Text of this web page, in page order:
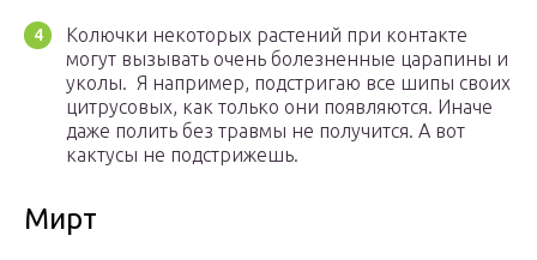
Колючки некоторых растений при контакте
могут вызывать очень болезненные царапины и
уколы. Я например, подстригаю все шипы своих
цитрусовых, как только они появляются. Иначе
даже полить без травмы не получится. А вот
кактусы не подстрижешь.
Мирт